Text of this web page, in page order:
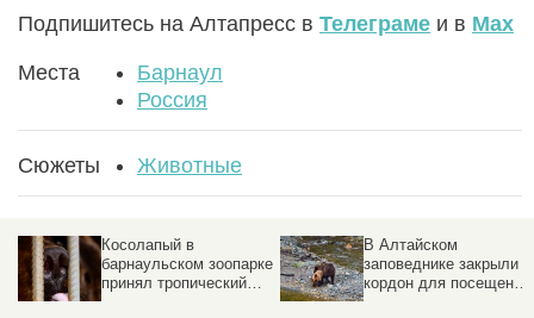
Подпишитесь на Алтапресс в Телеграме и в Max
Места
Барнаул
Россия
Сюжеты Животные
Косолапый в
барнаульском зоопарке
принял тропический
В Алтайском
заповеднике закрыли
кордон для посещений.